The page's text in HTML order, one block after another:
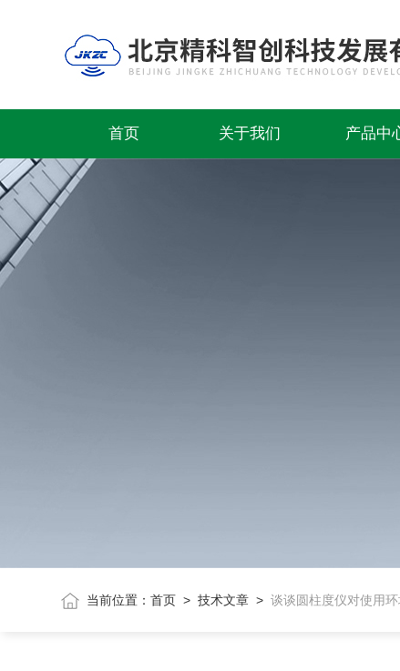
首页 关于我们 产品中
当前位置：首页 >技术文章 >谈谈圆柱度仪对使用